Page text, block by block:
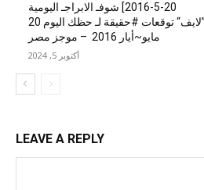
20-5-2016] شوفـ الابراجـ اليومية
Today ”لايف“ توقعات #حقيقة لـ حظك اليوم 20
مايو~أيار 2016 – موجز مصر
أكتوبر 5, 2024
LEAVE A REPLY